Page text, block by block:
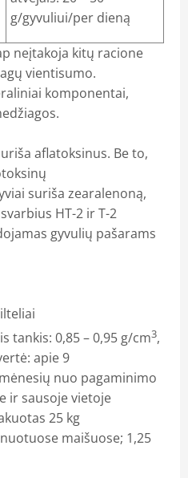
g/gyvuliui/per dieną
neįtakoja kitų racione
vientisumo.
komponentai,
aflatoksinus. Be to,
suriša zearalenoną,
HT-2 ir T-2
gyvulių pašarams
tankis: 0,85 – 0,95 g/cm3,
apie 9
nuo pagaminimo
ir sausoje vietoje
25 kg
maišuose; 1,25